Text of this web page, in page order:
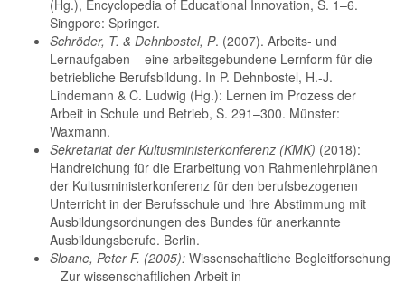
(Hg.), Encyclopedia of Educational Innovation, S. 1–6.
Singpore: Springer.
Schröder, T. & Dehnbostel, P. (2007). Arbeits- und
Lernaufgaben – eine arbeitsgebundene Lernform für die
betriebliche Berufsbildung. In P. Dehnbostel, H.-J.
Lindemann & C. Ludwig (Hg.): Lernen im Prozess der
Arbeit in Schule und Betrieb, S. 291–300. Münster:
Waxmann.
Sekretariat der Kultusministerkonferenz (KMK) (2018):
Handreichung für die Erarbeitung von Rahmenlehrplänen
der Kultusministerkonferenz für den berufsbezogenen
Unterricht in der Berufsschule und ihre Abstimmung mit
Ausbildungsordnungen des Bundes für anerkannte
Ausbildungsberufe. Berlin.
Sloane, Peter F. (2005): Wissenschaftliche Begleitforschung
– Zur wissenschaftlichen Arbeit in